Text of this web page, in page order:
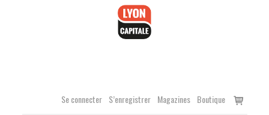
Se connecter S’enregistrer Magazines Boutique
Voir